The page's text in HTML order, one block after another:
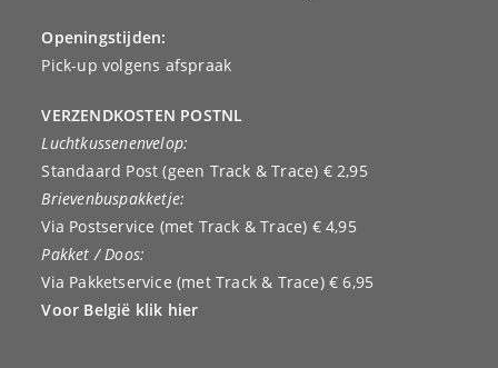
Openingstijden:
Pick-up volgens afspraak
VERZENDKOSTEN POSTNL
Luchtkussenenvelop:
Standaard Post (geen Track & Trace) € 2,95
Brievenbuspakketje:
Via Postservice (met Track & Trace) € 4,95
Pakket / Doos:
Via Pakketservice (met Track & Trace) € 6,95
Voor België klik hier